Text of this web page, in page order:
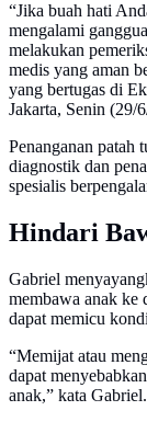
“Jika buah hati
mengalami
melakukan
medis yang aman
yang bertugas di
Jakarta, Senin (29/
Penanganan patah
diagnostik dan
spesialis
Hindari
Gabriel
membawa anak ke
dapat memicu
“Memijat atau
dapat
anak,” kata Gabriel.